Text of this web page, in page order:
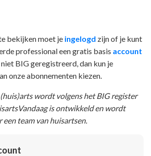
bekijken moet je ingelogd zijn of je kunt
professional een gratis basis account
niet BIG geregistreerd, dan kun je
onze abonnementen kiezen.
wordt volgens het BIG register
is ontwikkeld en wordt
team van huisartsen.